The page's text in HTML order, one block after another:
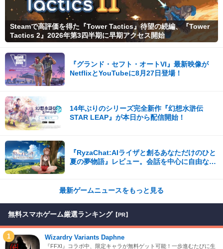
Steamで高評価を得た『Tower Tactics』待望の続編、『Tower
Tactics 2』2026年第3四半期に早期アクセス開始
『グランド・セフト・オートVI』最新映像が
NetflixとYouTubeに8月27日登場！
14年ぶりのシリーズ完全新作『幻想水滸伝
STAR LEAP』が本日から配信開始！
『RyzaChat:AIライザと創るあなただけのひと
夏の夢物語』レビュー。会話を中心に自由な冒
最新ゲームニュースをもっと見る
無料スマホゲーム厳選ランキング 【PR】
1 Wizardry Variants Daphne
『FFXI』コラボ中、限定キャラが無料ゲット可能！一歩進むたびに生